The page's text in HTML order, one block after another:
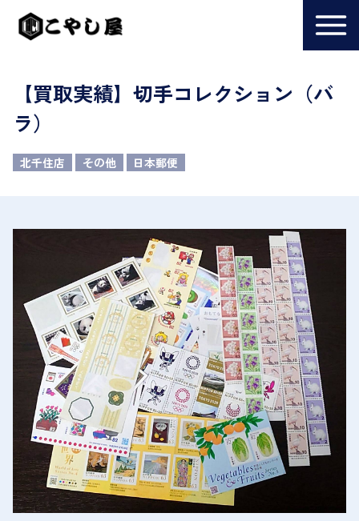
【買取実績】切手コレクション（バ
ラ）
北千住店 その他 日本郵便